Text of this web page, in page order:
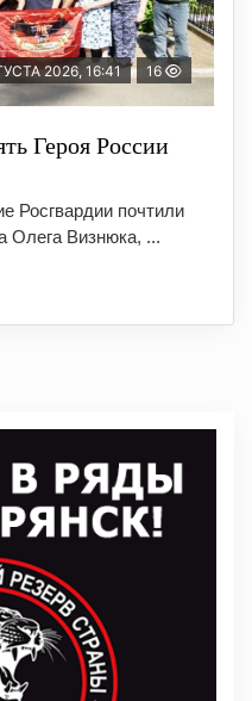
2026, 16:41 16
Героя России
Росгвардии почтили
Олега Визнюка, ...